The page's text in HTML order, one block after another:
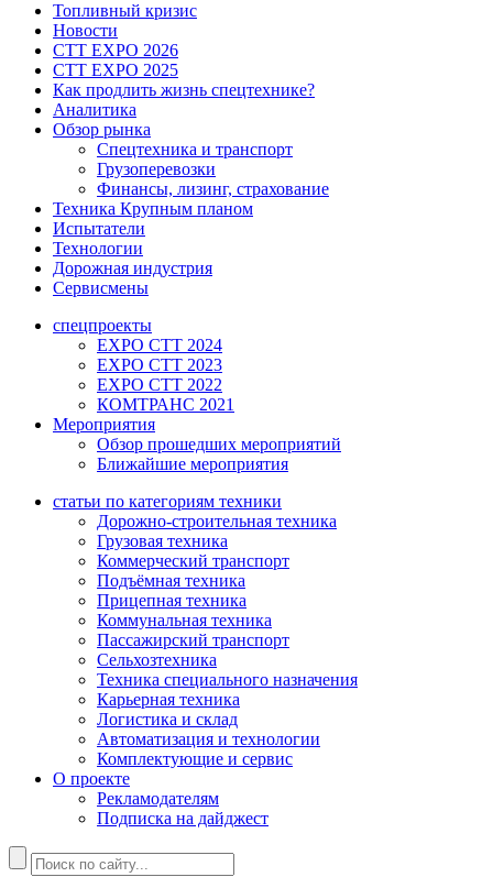
Топливный кризис
Новости
CTT EXPO 2026
CTT EXPO 2025
Как продлить жизнь спецтехнике?
Аналитика
Обзор рынка
Спецтехника и транспорт
Грузоперевозки
Финансы, лизинг, страхование
Техника Крупным планом
Испытатели
Технологии
Дорожная индустрия
Сервисмены
спецпроекты
EXPO CTT 2024
EXPO CTT 2023
EXPO CTT 2022
КОМТРАНС 2021
Мероприятия
Обзор прошедших мероприятий
Ближайшие мероприятия
статьи по категориям техники
Дорожно-строительная техника
Грузовая техника
Коммерческий транспорт
Подъёмная техника
Прицепная техника
Коммунальная техника
Пассажирский транспорт
Сельхозтехника
Техника специального назначения
Карьерная техника
Логистика и склад
Автоматизация и технологии
Комплектующие и сервис
О проекте
Рекламодателям
Подписка на дайджест